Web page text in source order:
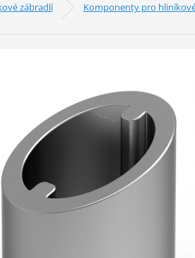
zábradlí Komponenty pro